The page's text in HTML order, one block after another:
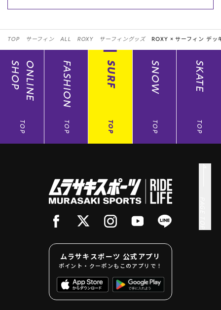
TOP サーフィン ALL ROXY サーフィングッズ ROXY × サーフィン デッ
ONLINE
SHOP
TOP
FASHION
TOP
SURF
TOP
SNOW
TOP
SKATE
TOP
ムラサキスポーツ 公式アプリ
ポイント・クーポンもこのアプリで！